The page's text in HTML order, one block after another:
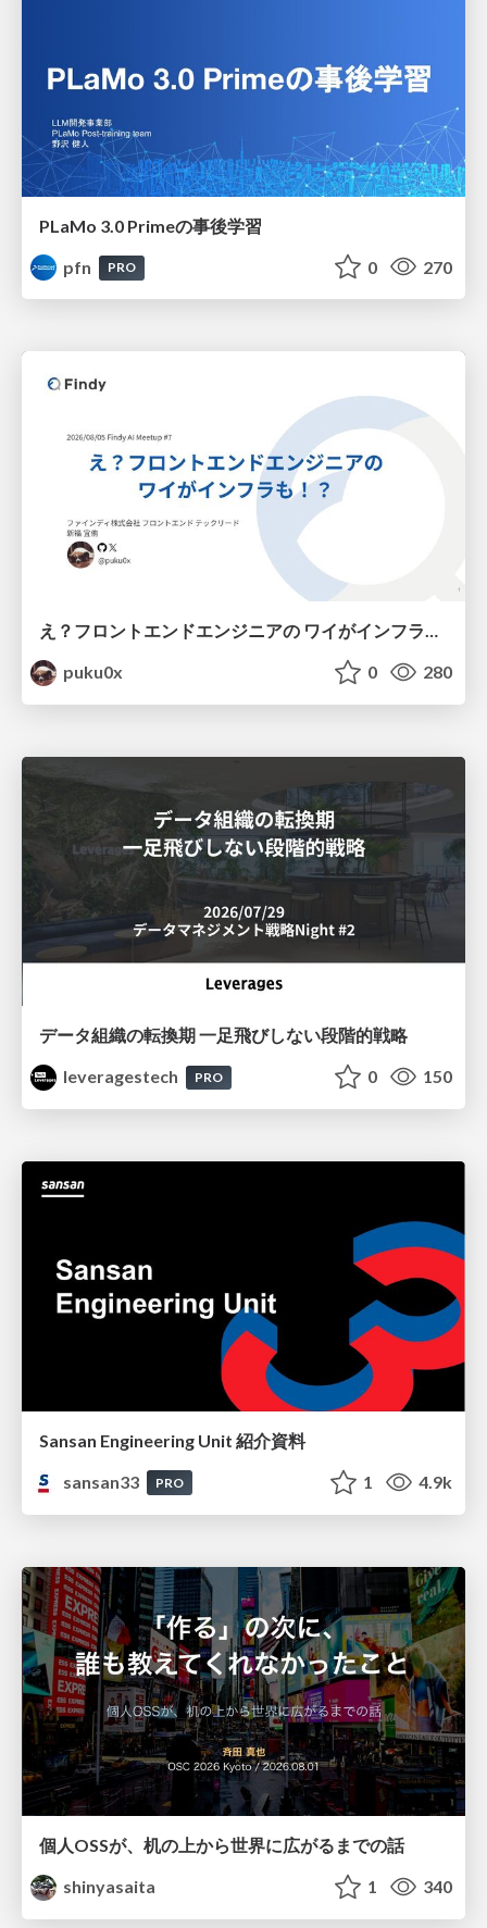
PLaMo 3.0 Primeの事後学習
pfn
PRO 0 270
え？フロントエンドエンジニアの ワイがインフラも！？
puku0x
0 280
データ組織の転換期 一足飛びしない段階的戦略
leveragestech
PRO 0 150
Sansan Engineering Unit 紹介資料
sansan33
PRO 1 4.9k
個人OSSが、机の上から世界に広がるまでの話
shinyasaita
1 340